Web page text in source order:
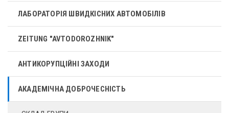
ЛАБОРАТОРІЯ ШВИДКІСНИХ АВТОМОБІЛІВ
ZEITUNG "AVTODOROZHNIK"
АНТИКОРУПЦІЙНІ ЗАХОДИ
АКАДЕМІЧНА ДОБРОЧЕСНІСТЬ